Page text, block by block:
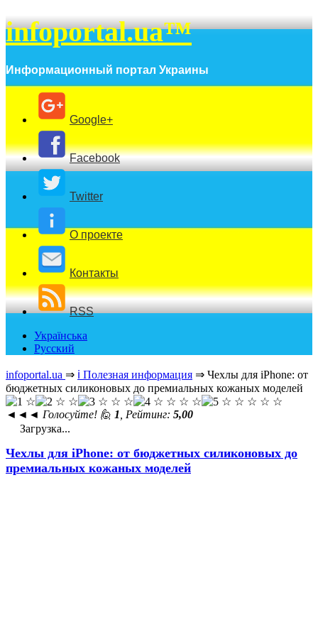
infoportal.ua™
Информационный портал Украины
Google+
Facebook
Twitter
О проекте
Контакты
RSS
Українська
Русский
infoportal.ua ⇒ ℹ️ Полезная информация ⇒ Чехлы для iPhone: от
бюджетных силиконовых до премиальных кожаных моделей
◄◄◄ Голосуйте! 🙋 1 , Рейтинг: 5,00
Загрузка...
Чехлы для iPhone: от бюджетных силиконовых до
премиальных кожаных моделей